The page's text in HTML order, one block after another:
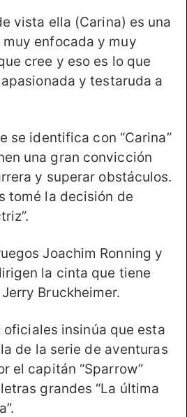
vista ella (Carina) es una
enfocada y muy
cree y eso es lo que
y testaruda a
se identifica con “Carina”
una gran convicción
y superar obstáculos.
tomé la decisión de
Joachim Ronning y
la cinta que tiene
Bruckheimer.
insinúa que esta
de la serie de aventuras
el capitán “Sparrow”
grandes “La última